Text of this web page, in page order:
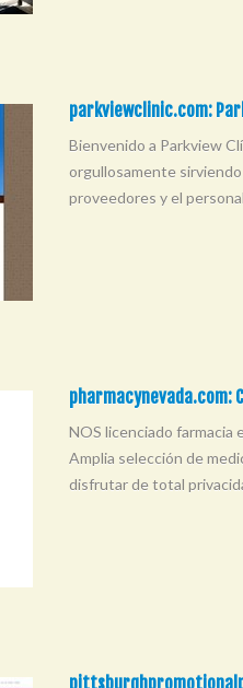
parkviewclinic.com:
Bienvenido a Parkview
orgullosamente
proveedores y el
pharmacynevada.com:
NOS licenciado farmacia
Amplia selección de
disfrutar de total